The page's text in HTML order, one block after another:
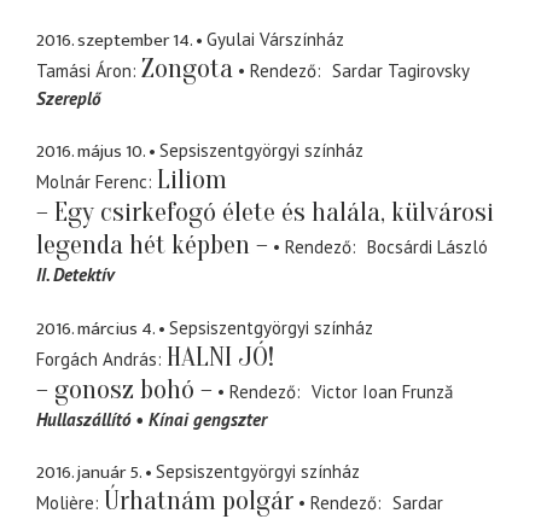
2016. szeptember 14.
Gyulai Várszínház
Tamási Áron Zongota Rendező
Sardar Tagirovsky
Szereplő
2016. május 10.
Sepsiszentgyörgyi színház
Molnár Ferenc Liliom
– Egy csirkefogó élete és halála, külvárosi
legenda hét képben –
Rendező
Bocsárdi László
II. Detektív
2016. március 4.
Sepsiszentgyörgyi színház
Forgách András HALNI JÓ!
– gonosz bohó –
Rendező
Victor Ioan Frunză
Hullaszállító
Kínai gengszter
2016. január 5.
Sepsiszentgyörgyi színház
Molière Úrhatnám polgár Rendező Sardar